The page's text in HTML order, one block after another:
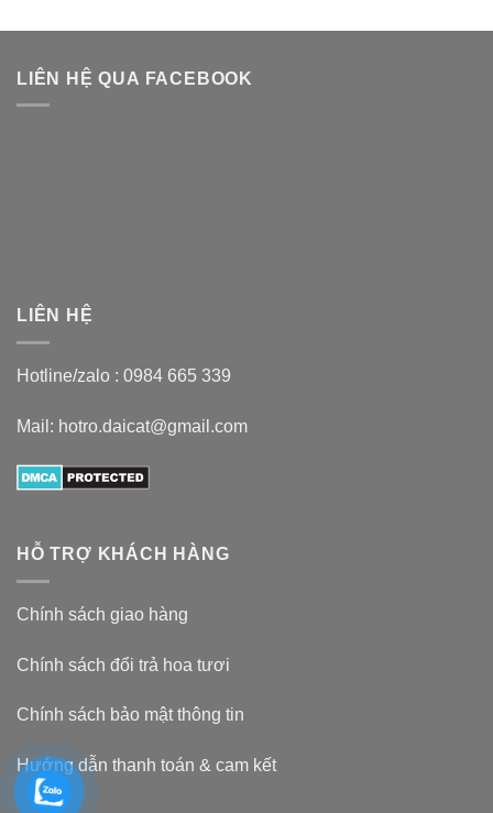
LIÊN HỆ QUA FACEBOOK
LIÊN HỆ
Hotline/zalo : 0984 665 339
Mail: hotro.daicat@gmail.com
HỖ TRỢ KHÁCH HÀNG
Chính sách giao hàng
Chính sách đổi trả hoa tươi
Chính sách bảo mật thông tin
Hướng dẫn thanh toán & cam kết